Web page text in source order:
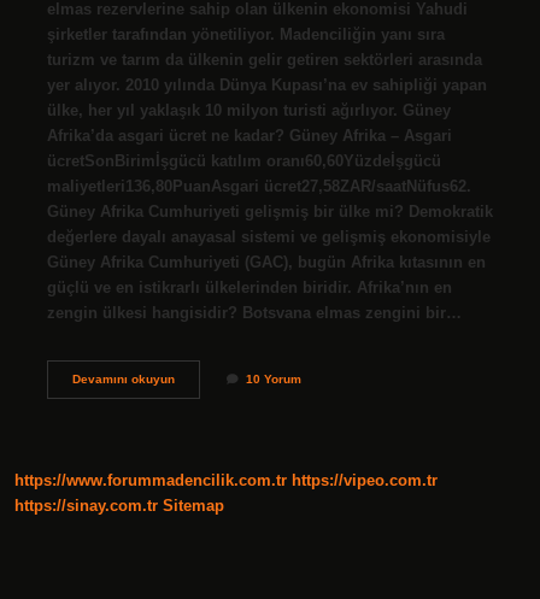
elmas rezervlerine sahip olan ülkenin ekonomisi Yahudi
şirketler tarafından yönetiliyor. Madenciliğin yanı sıra
turizm ve tarım da ülkenin gelir getiren sektörleri arasında
yer alıyor. 2010 yılında Dünya Kupası’na ev sahipliği yapan
ülke, her yıl yaklaşık 10 milyon turisti ağırlıyor. Güney
Afrika’da asgari ücret ne kadar? Güney Afrika – Asgari
ücretSonBirimİşgücü katılım oranı60,60Yüzdeİşgücü
maliyetleri136,80PuanAsgari ücret27,58ZAR/saatNüfus62.
Güney Afrika Cumhuriyeti gelişmiş bir ülke mi? Demokratik
değerlere dayalı anayasal sistemi ve gelişmiş ekonomisiyle
Güney Afrika Cumhuriyeti (GAC), bugün Afrika kıtasının en
güçlü ve en istikrarlı ülkelerinden biridir. Afrika’nın en
zengin ülkesi hangisidir? Botsvana elmas zengini bir…
Devamını okuyunGüney
10 Yorum
https://www.forummadencilik.com.tr https://vipeo.com.tr
https://sinay.com.tr Sitemap